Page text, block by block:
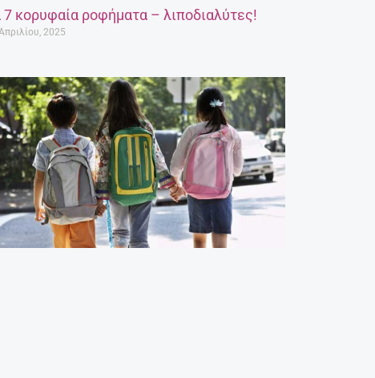
7 κορυφαία ροφήματα – λιποδιαλύτες!
2025